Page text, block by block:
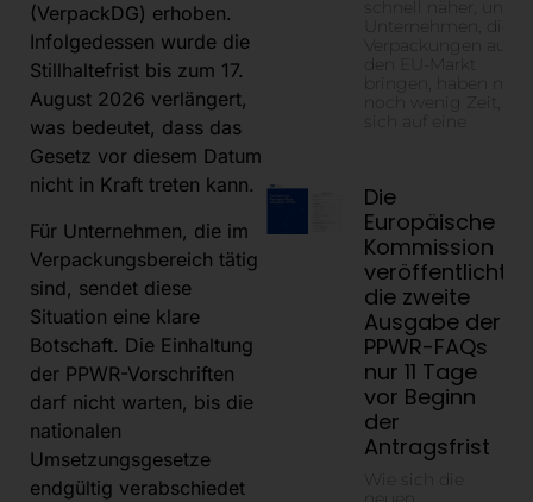
(VerpackDG) erhoben.
Infolgedessen wurde die
Stillhaltefrist bis zum 17.
August 2026 verlängert,
was bedeutet, dass das
Gesetz vor diesem Datum
nicht in Kraft treten kann.
Für Unternehmen, die im
Verpackungsbereich tätig
sind, sendet diese
Situation eine klare
Botschaft. Die Einhaltung
der PPWR-Vorschriften
darf nicht warten, bis die
nationalen
Umsetzungsgesetze
endgültig verabschiedet
Unternehmen, die
Verpackungen auf
den EU-Markt
bringen, haben nur
noch wenig Zeit,
Die
Europäische
Kommission
veröffentlicht
die zweite
Ausgabe der
PPWR-FAQs
nur 11 Tage
vor Beginn
der
Antragsfrist
Wie sich die